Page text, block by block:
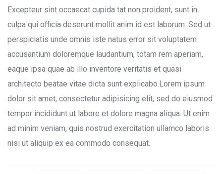
Excepteur sint occaecat cupida tat non proident, sunt in
culpa qui officia deserunt mollit anim id est laborum. Sed ut
perspiciatis unde omnis iste natus error sit voluptatem
accusantium doloremque laudantium, totam rem aperiam,
eaque ipsa quae ab illo inventore veritatis et quasi
architecto beatae vitae dicta sunt explicabo.Lorem ipsum
dolor sit amet, consectetur adipisicing elit, sed do eiusmod
tempor incididunt ut labore et dolore magna aliqua. Ut enim
ad minim veniam, quis nostrud exercitation ullamco laboris
nisi ut aliquip ex ea commodo consequat.